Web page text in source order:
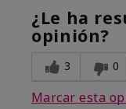
¿Le ha
opinión?
3 0
Marcar esta